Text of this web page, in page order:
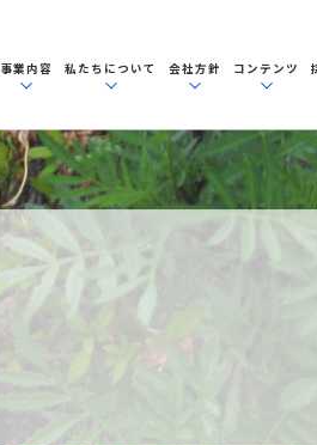
事業内容 私たちについて 会社方針 コンテンツ